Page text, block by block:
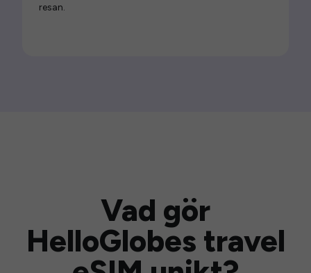
resan.
Vad gör
HelloGlobes travel